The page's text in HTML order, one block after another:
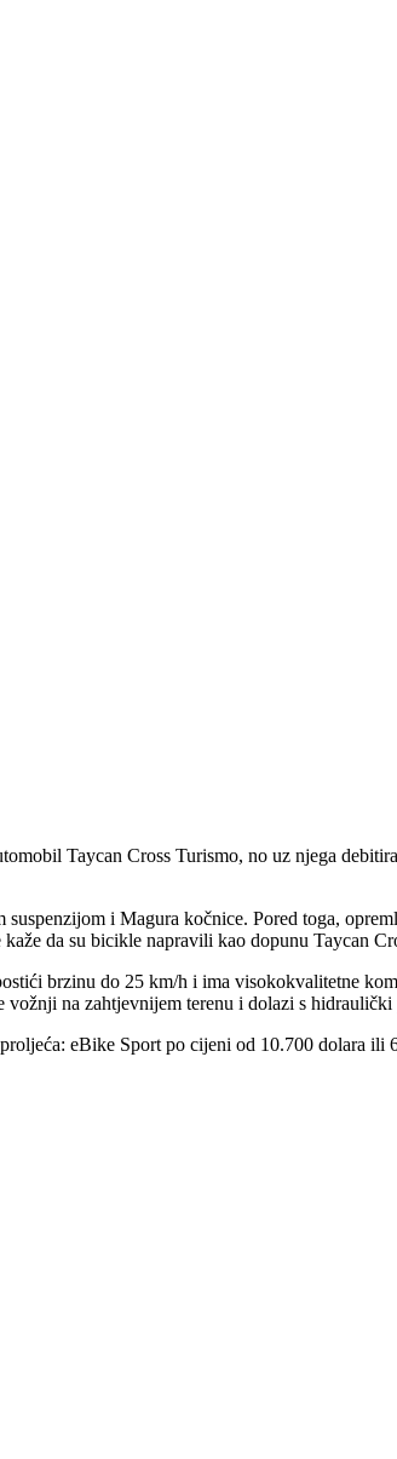
Taycan Cross Turismo, no uz njega
i Magura kočnice. Pored toga,
da su bicikle napravili kao dopunu Taycan
brzinu do 25 km/h i ima visokokvalitetne
na zahtjevnijem terenu i dolazi s
eBike Sport po cijeni od 10.700 dolara